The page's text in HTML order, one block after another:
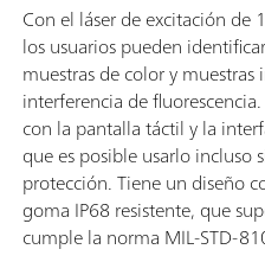
Con el láser de excitación
los usuarios pueden
muestras de color y
interferencia de
con la pantalla táctil y la
que es posible usarlo incluso
protección. Tiene un diseño
goma IP68 resistente, que
cumple la norma MIL-STD-